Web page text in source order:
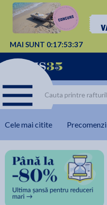
MAI SUNT 0:17:53:36
Cele mai citite Precomenzi